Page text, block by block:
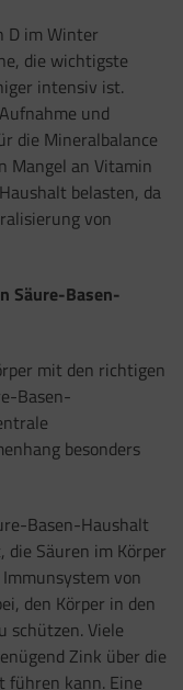
D im Winter
die wichtigste
intensiv ist.
und
die Mineralbalance
Mangel an Vitamin
belasten, da
von
Säure-Basen-
mit den richtigen
Basen-
besonders
Basen-Haushalt
Säuren im Körper
von
den Körper in den
schützen. Viele
Zink über die
führen kann. Eine